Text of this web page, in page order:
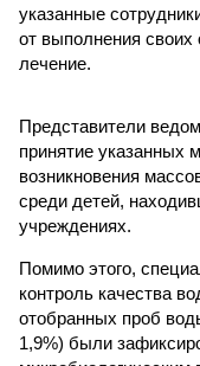
указанные
от выполнения своих
лечение.
Представители
принятие указанных
возникновения
среди детей,
учреждениях.
Помимо этого,
контроль качества
отобранных проб
1,9%) были